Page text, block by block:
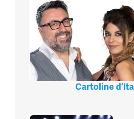
Cartoline